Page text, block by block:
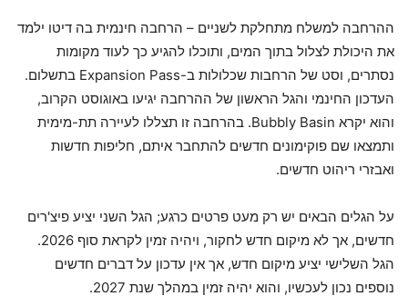
ההרחבה למשלח מתחלקת לשניים – הרחבה חינמית בה דיטו ילמד
את היכולת לצלול בתוך המים, ותוכלו להגיע כך לעוד מקומות
נסתרים, וסט של הרחבות שכלולות ב-Expansion Pass בתשלום.
העדכון החינמי והגל הראשון של ההרחבה יגיעו באוגוסט הקרוב,
והוא יקרא Bubbly Basin. בהרחבה זו תצללו לעיירה תת-מימית
ותמצאו שם פוקימונים חדשים להתחבר איתם, חליפות חדשות
ואבזרי ריהוט חדשים.
על הגלים הבאים יש רק מעט פרטים כרגע; הגל השני יציע פיצ'רים
חדשים, אך לא מיקום חדש לחקור, ויהיה זמין לקראת סוף 2026.
הגל השלישי יציע מיקום חדש, אך אין עדכון על דברים חדשים
נוספים נכון לעכשיו, והוא יהיה זמין במהלך שנת 2027.